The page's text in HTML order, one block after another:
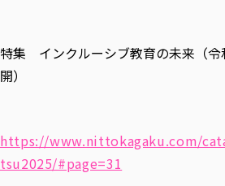
禅のこころ
授業料減免・奨学金等
宿舎の紹介
JICA草の根技術協力事業
研究所について
特集 インクルーシブ教育の未来（令
開）
https://www.nittokagaku.com/
tsu2025/#page=31